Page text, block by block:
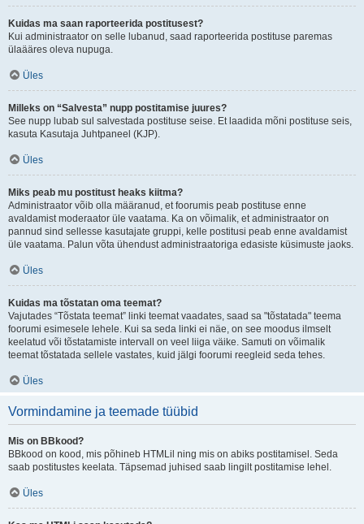
Kuidas ma saan raporteerida postitusest?
Kui administraator on selle lubanud, saad raporteerida postituse paremas
ülaääres oleva nupuga.
Üles
Milleks on “Salvesta” nupp postitamise juures?
See nupp lubab sul salvestada postituse seise. Et laadida mõni postituse seis,
kasuta Kasutaja Juhtpaneel (KJP).
Üles
Miks peab mu postitust heaks kiitma?
Administraator võib olla määranud, et foorumis peab postituse enne
avaldamist moderaator üle vaatama. Ka on võimalik, et administraator on
pannud sind sellesse kasutajate gruppi, kelle postitusi peab enne avaldamist
üle vaatama. Palun võta ühendust administraatoriga edasiste küsimuste jaoks.
Üles
Kuidas ma tõstatan oma teemat?
Vajutades “Tõstata teemat” linki teemat vaadates, saad sa "tõstatada" teema
foorumi esimesele lehele. Kui sa seda linki ei näe, on see moodus ilmselt
keelatud või tõstatamiste intervall on veel liiga väike. Samuti on võimalik
teemat tõstatada sellele vastates, kuid jälgi foorumi reegleid seda tehes.
Üles
Vormindamine ja teemade tüübid
Mis on BBkood?
BBkood on kood, mis põhineb HTMLil ning mis on abiks postitamisel. Seda
saab postitustes keelata. Täpsemad juhised saab lingilt postitamise lehel.
Üles